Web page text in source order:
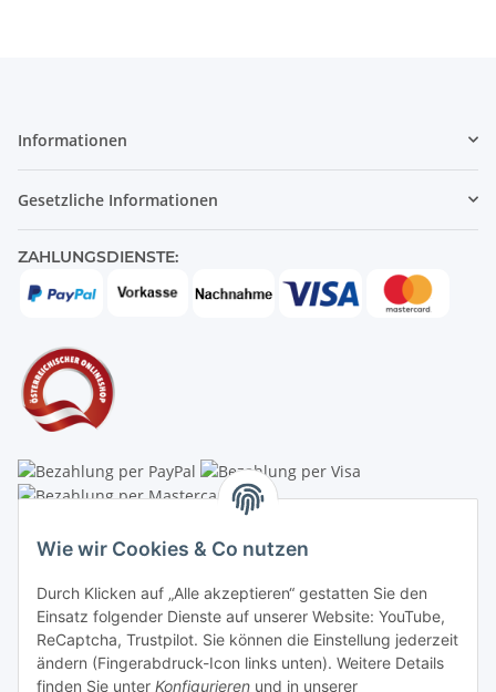
Wie wir Cookies & Co nutzen
Durch Klicken auf „Alle akzeptieren“ gestatten Sie den
Einsatz folgender Dienste auf unserer Website: YouTube,
ReCaptcha, Trustpilot. Sie können die Einstellung jederzeit
ändern (Fingerabdruck-Icon links unten). Weitere Details
finden Sie unter Konfigurieren und in unserer
Informationen
Gesetzliche Informationen
ZAHLUNGSDIENSTE:
Schauraum & Verkauf: Pfarrwald 46
Buchhaltung: Königleiten 11